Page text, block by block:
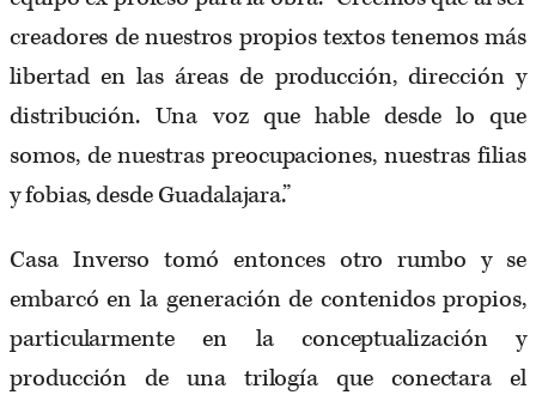
creadores de nuestros propios textos tenemos más
libertad en las áreas de producción, dirección y
distribución. Una voz que hable desde lo que
somos, de nuestras preocupaciones, nuestras filias
y fobias, desde Guadalajara.”
Casa Inverso tomó entonces otro rumbo y se
embarcó en la generación de contenidos propios,
particularmente en la conceptualización y
producción de una trilogía que conectara el